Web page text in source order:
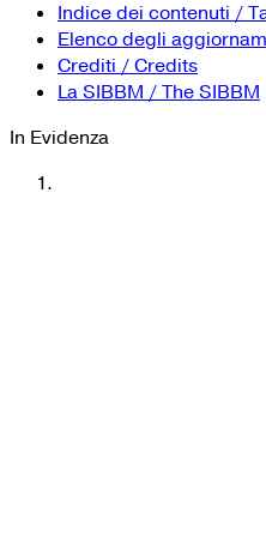
Tutti i siti Zanichelli per la
Collezioni Università
Facebook
Twitter
Instagram
Instagram scuola
Mail
Indice dei contenuti /
Elenco degli
Crediti / Credits
La SIBBM / The SIBBM
In Evidenza